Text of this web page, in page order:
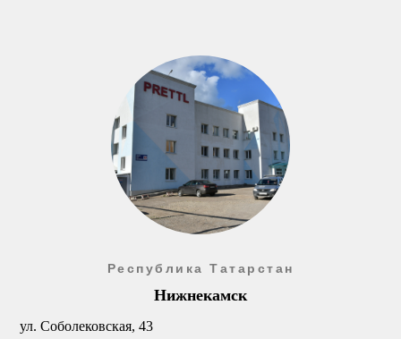
Республика Татарстан
Нижнекамск
ул. Соболековская, 43